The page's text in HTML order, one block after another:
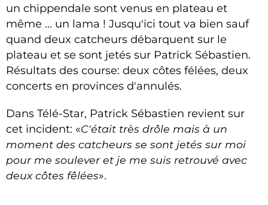
un chippendale sont venus en plateau et
même ... un lama ! Jusqu'ici tout va bien sauf
quand deux catcheurs débarquent sur le
plateau et se sont jetés sur Patrick Sébastien.
Résultats des course: deux côtes félées, deux
concerts en provinces d'annulés.
Dans Télé-Star, Patrick Sébastien revient sur
cet incident: «C'était très drôle mais à un
moment des catcheurs se sont jetés sur moi
pour me soulever et je me suis retrouvé avec
deux côtes fêlées».